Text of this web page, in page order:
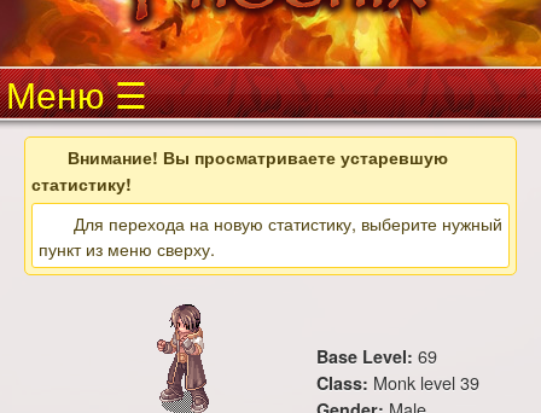
Меню
Внимание! Вы просматриваете устаревшую
статистику!
Для перехода на новую статистику, выберите нужный
пункт из меню сверху.
Base Level: 69
Class: Monk level 39